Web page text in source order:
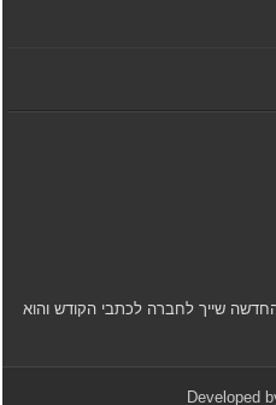
שייך לחברה לכתבי הקודש והוא
Developed